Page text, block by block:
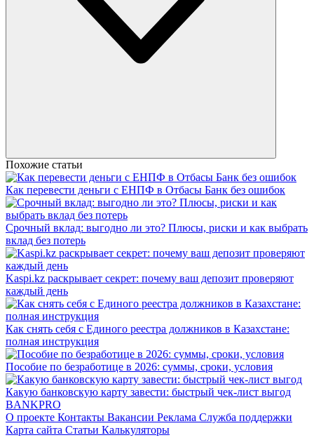
Похожие статьи
Как перевести деньги с ЕНПФ в Отбасы Банк без ошибок
Срочный вклад: выгодно ли это? Плюсы, риски и как выбрать
вклад без потерь
Kaspi.kz раскрывает секрет: почему ваш депозит проверяют
каждый день
Как снять себя с Единого реестра должников в Казахстане:
полная инструкция
Пособие по безработице в 2026: суммы, сроки, условия
Какую банковскую карту завести: быстрый чек‑лист выгод
BANKPRO
О проекте Контакты Вакансии Реклама Служба поддержки
Карта сайта Статьи Калькуляторы